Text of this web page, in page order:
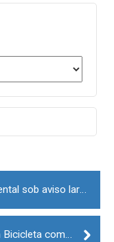
Doze distritos de Portugal continental sob aviso laranja devido ao tempo quente
Etapa Rainha da Volta a Portugal em Bicicleta com partida do Sabugal